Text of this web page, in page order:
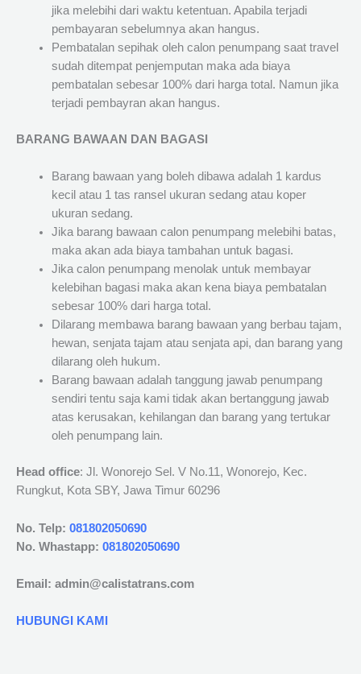
jika melebihi dari waktu ketentuan. Apabila terjadi
pembayaran sebelumnya akan hangus.
Pembatalan sepihak oleh calon penumpang saat travel
sudah ditempat penjemputan maka ada biaya
pembatalan sebesar 100% dari harga total. Namun jika
terjadi pembayran akan hangus.
BARANG BAWAAN DAN BAGASI
Barang bawaan yang boleh dibawa adalah 1 kardus
kecil atau 1 tas ransel ukuran sedang atau koper
ukuran sedang.
Jika barang bawaan calon penumpang melebihi batas,
maka akan ada biaya tambahan untuk bagasi.
Jika calon penumpang menolak untuk membayar
kelebihan bagasi maka akan kena biaya pembatalan
sebesar 100% dari harga total.
Dilarang membawa barang bawaan yang berbau tajam,
hewan, senjata tajam atau senjata api, dan barang yang
dilarang oleh hukum.
Barang bawaan adalah tanggung jawab penumpang
sendiri tentu saja kami tidak akan bertanggung jawab
atas kerusakan, kehilangan dan barang yang tertukar
oleh penumpang lain.
Head office: Jl. Wonorejo Sel. V No.11, Wonorejo, Kec.
Rungkut, Kota SBY, Jawa Timur 60296
No. Telp: 081802050690
No. Whastapp: 081802050690
Email: admin@calistatrans.com
HUBUNGI KAMI